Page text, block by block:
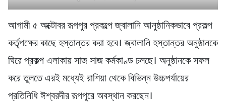
আগামী ৫ অক্টোবর রূপপুর প্রকল্পে জ্বালানি আনুষ্ঠানিকভাবে প্রকল্প
কর্তৃপক্ষের কাছে হস্তান্তর করা হবে। জ্বালানি হস্তান্তর অনুষ্ঠানকে
ঘিরে প্রকল্প এলাকায় সাজ সাজ কর্মকাণ্ড চলছে। অনুষ্ঠানকে সফল
করে তুলতে এরই মধ্যেই রাশিয়া থেকে বিভিন্ন উচ্চপর্যায়ের
প্রতিনিধি ঈশ্বরদীর রূপপুরে অবস্থান করছেন।